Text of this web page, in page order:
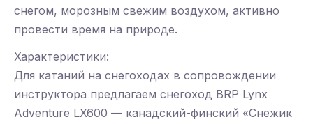
снегом, морозным свежим воздухом, активно
провести время на природе.
Характеристики:
Для катаний на снегоходах в сопровождении
инструктора предлагаем снегоход ВRP Lynx
Adventure LX600 — канадский-финский «Снежик